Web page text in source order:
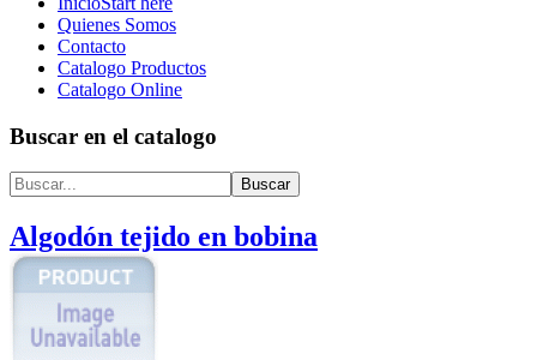
Quienes Somos
Contacto
Catalogo Productos
Catalogo Online
Buscar en el catalogo
Algodón tejido en bobina